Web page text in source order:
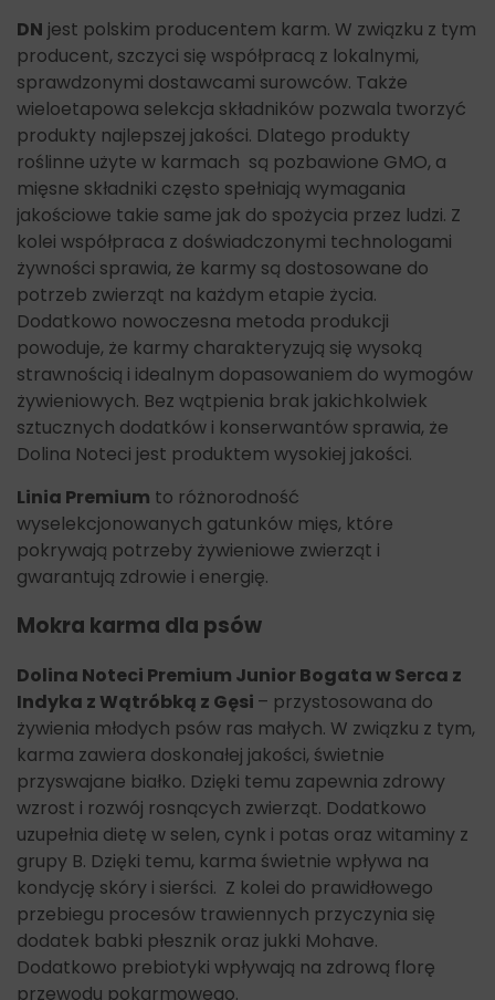
DN jest polskim producentem karm. W związku z tym
producent, szczyci się współpracą z lokalnymi,
sprawdzonymi dostawcami surowców. Także
wieloetapowa selekcja składników pozwala tworzyć
produkty najlepszej jakości. Dlatego produkty
roślinne użyte w karmach są pozbawione GMO, a
mięsne składniki często spełniają wymagania
jakościowe takie same jak do spożycia przez ludzi. Z
kolei współpraca z doświadczonymi technologami
żywności sprawia, że karmy są dostosowane do
potrzeb zwierząt na każdym etapie życia.
Dodatkowo nowoczesna metoda produkcji
powoduje, że karmy charakteryzują się wysoką
strawnością i idealnym dopasowaniem do wymogów
żywieniowych. Bez wątpienia brak jakichkolwiek
sztucznych dodatków i konserwantów sprawia, że
Dolina Noteci jest produktem wysokiej jakości.
Linia Premium to różnorodność
wyselekcjonowanych gatunków mięs, które
pokrywają potrzeby żywieniowe zwierząt i
gwarantują zdrowie i energię.
Mokra karma dla psów
Dolina Noteci Premium Junior Bogata w Serca z
Indyka z Wątróbką z Gęsi – przystosowana do
żywienia młodych psów ras małych. W związku z tym,
karma zawiera doskonałej jakości, świetnie
przyswajane białko. Dzięki temu zapewnia zdrowy
wzrost i rozwój rosnących zwierząt. Dodatkowo
uzupełnia dietę w selen, cynk i potas oraz witaminy z
grupy B. Dzięki temu, karma świetnie wpływa na
kondycję skóry i sierści. Z kolei do prawidłowego
przebiegu procesów trawiennych przyczynia się
dodatek babki płesznik oraz jukki Mohave.
Dodatkowo prebiotyki wpływają na zdrową florę
przewodu pokarmowego.